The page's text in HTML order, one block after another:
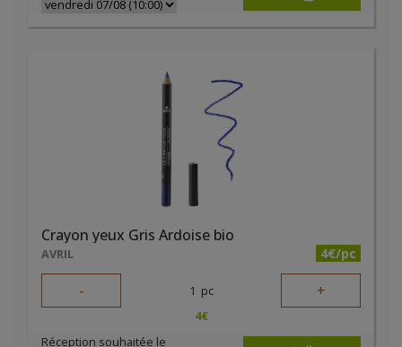
Crayon yeux Gris Ardoise bio
AVRIL 4€/pc
- 1 pc +
4€
Réception souhaitée le